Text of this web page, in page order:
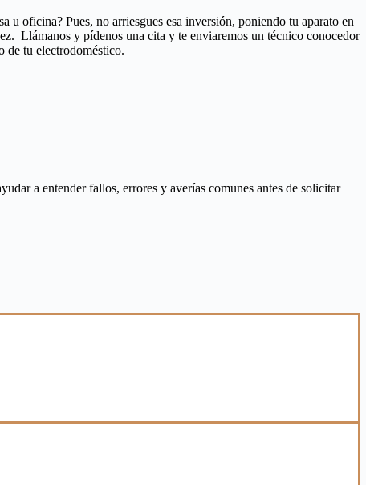
u oficina? Pues, no arriesgues esa inversión, poniendo tu aparato en
Llámanos y pídenos una cita y te enviaremos un técnico conocedor
de tu electrodoméstico.
a entender fallos, errores y averías comunes antes de solicitar